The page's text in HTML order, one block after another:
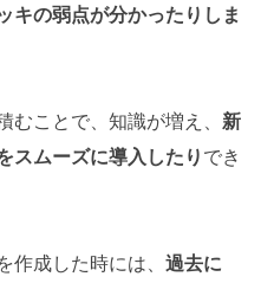
キの弱点が分かったりしま
むことで、知識が増え、 新
スムーズに導入したり でき
成した時には、 過去に